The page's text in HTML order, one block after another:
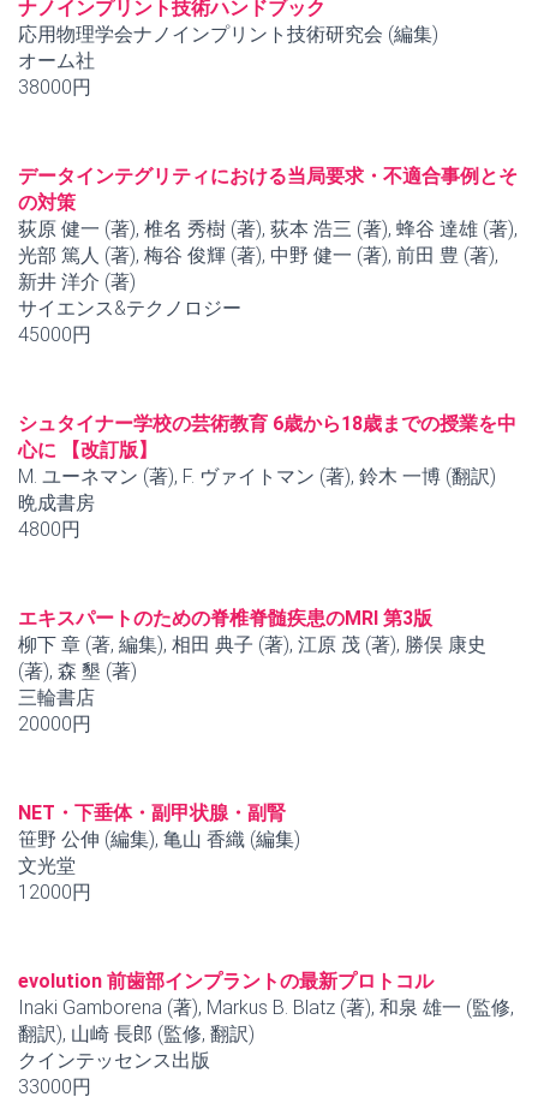
ナノインプリント技術ハンドブック
応用物理学会ナノインプリント技術研究会 (編集)
オーム社
38000円
データインテグリティにおける当局要求・不適合事例とそ
の対策
荻原 健一 (著), 椎名 秀樹 (著), 荻本 浩三 (著), 蜂谷 達雄 (著),
光部 篤人 (著), 梅谷 俊輝 (著), 中野 健一 (著), 前田 豊 (著),
新井 洋介 (著)
サイエンス&テクノロジー
45000円
シュタイナー学校の芸術教育 6歳から18歳までの授業を中
心に 【改訂版】
M. ユーネマン (著), F. ヴァイトマン (著), 鈴木 一博 (翻訳)
晩成書房
4800円
エキスパートのための脊椎脊髄疾患のMRI 第3版
柳下 章 (著, 編集), 相田 典子 (著), 江原 茂 (著), 勝俣 康史
(著), 森 墾 (著)
三輪書店
20000円
NET・下垂体・副甲状腺・副腎
笹野 公伸 (編集), 亀山 香織 (編集)
文光堂
12000円
evolution 前歯部インプラントの最新プロトコル
Inaki Gamborena (著), Markus B. Blatz (著), 和泉 雄一 (監修,
翻訳), 山崎 長郎 (監修, 翻訳)
クインテッセンス出版
33000円